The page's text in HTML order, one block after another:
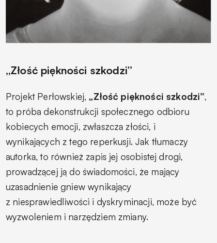
„Złość piękności szkodzi”
Projekt Perłowskiej, „Złość piękności szkodzi”,
to próba dekonstrukcji społecznego odbioru
kobiecych emocji, zwłaszcza złości, i
wynikających z tego reperkusji. Jak tłumaczy
autorka, to również zapis jej osobistej drogi,
prowadzącej ją do świadomości, że mający
uzasadnienie gniew wynikający
z niesprawiedliwości i dyskryminacji, może być
wyzwoleniem i narzędziem zmiany.